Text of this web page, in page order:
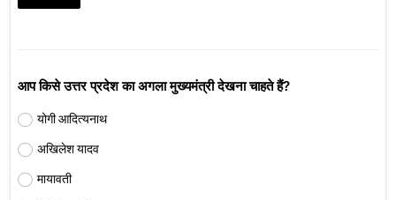
आप किसे उत्तर प्रदेश का अगला मुख्यमंत्री देखना चाहते हैं?
योगी आदित्यनाथ
अखिलेश यादव
मायावती